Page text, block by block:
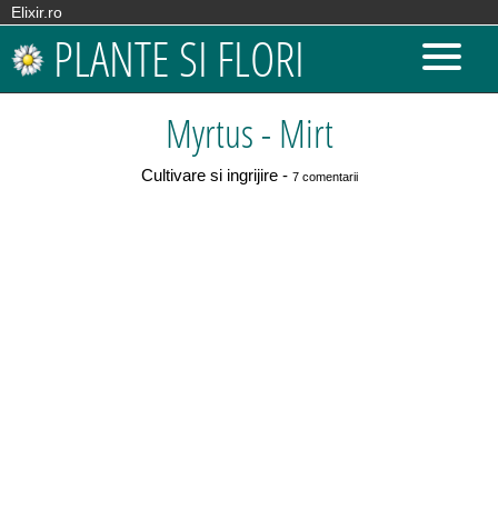
Elixir.ro
PLANTE SI FLORI
Myrtus - Mirt
Cultivare si ingrijire - 7 comentarii